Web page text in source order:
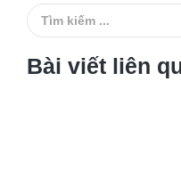
Bài viết liên